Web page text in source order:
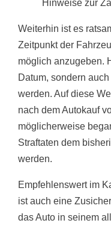
Hinweise zur
Weiterhin ist es
Zeitpunkt der
möglich anzugeben.
Datum, sondern
werden. Auf diese
nach dem Autokauf
möglicherweise
Straftaten dem
werden.
Empfehlenswert im
ist auch eine
das Auto in seinem